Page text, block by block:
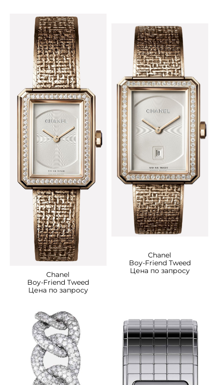
Chanel
Boy-Friend Tweed
Цена по запросу
Chanel
Boy-Friend Tweed
Цена по запросу